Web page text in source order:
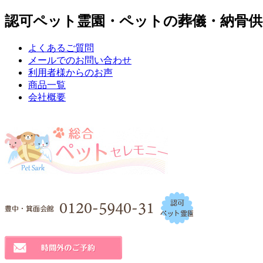
認可ペット霊園・ペットの葬儀・納骨
よくあるご質問
メールでのお問い合わせ
利用者様からのお声
商品一覧
会社概要